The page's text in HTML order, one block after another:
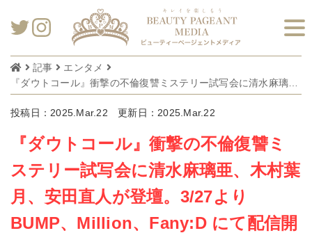
記事
エンタメ
投稿日：2025.Mar.22 更新日：2025.Mar.22
『ダウトコール』衝撃の不倫復讐ミ
ステリー試写会に清水麻璃亜、木村葉
月、安田直人が登壇。3/27より
BUMP、Million、Fany:D にて配信開